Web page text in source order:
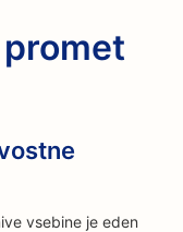
vsebine je eden